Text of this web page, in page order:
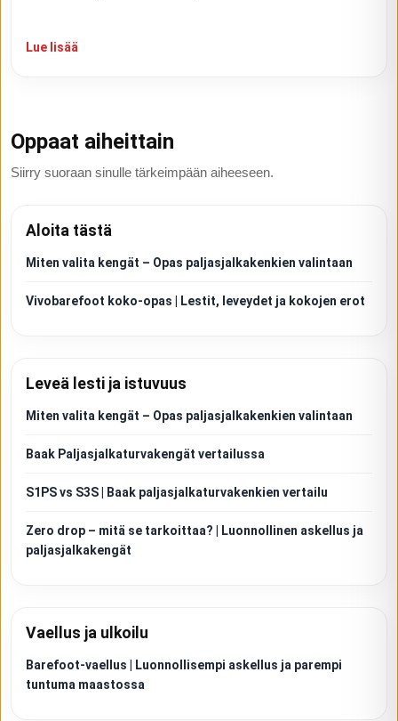
Lue lisää
Oppaat aiheittain
Siirry suoraan sinulle tärkeimpään aiheeseen.
Aloita tästä
Miten valita kengät – Opas paljasjalkakenkien valintaan
Vivobarefoot koko-opas | Lestit, leveydet ja kokojen erot
Leveä lesti ja istuvuus
Miten valita kengät – Opas paljasjalkakenkien valintaan
Baak Paljasjalkaturvakengät vertailussa
S1PS vs S3S | Baak paljasjalkaturvakenkien vertailu
Zero drop – mitä se tarkoittaa? | Luonnollinen askellus ja
paljasjalkakengät
Vaellus ja ulkoilu
Barefoot-vaellus | Luonnollisempi askellus ja parempi
tuntuma maastossa